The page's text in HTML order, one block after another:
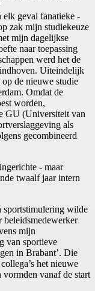
geval fanatieke -
zak mijn studiekeuze
mijn dagelijkse
naar toepassing
werd het de
Uiteindelijk
de nieuwe studie
Omdat de
worden,
GU (Universiteit van
als
gecombineerd
- maar
twaalf jaar intern
sportstimulering wilde
beleidsmedewerker
mijn
van sportieve
in Brabant’. Die
het nieuwe
vanaf de start